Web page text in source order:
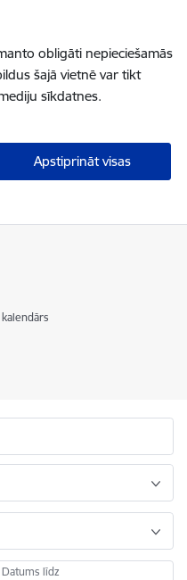
obligāti nepieciešamās
šajā vietnē var tikt
sīkdatnes.
Apstiprināt visas
Datums līdz